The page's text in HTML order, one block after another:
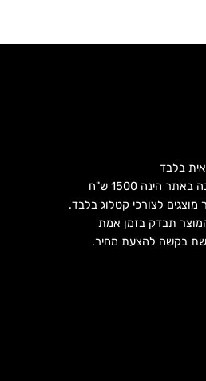
בלבד
הינה 1500 ש"ח
לצורכי קטלוג בלבד.
תבדק בזמן אמת
בקשה להצעת מחיר.